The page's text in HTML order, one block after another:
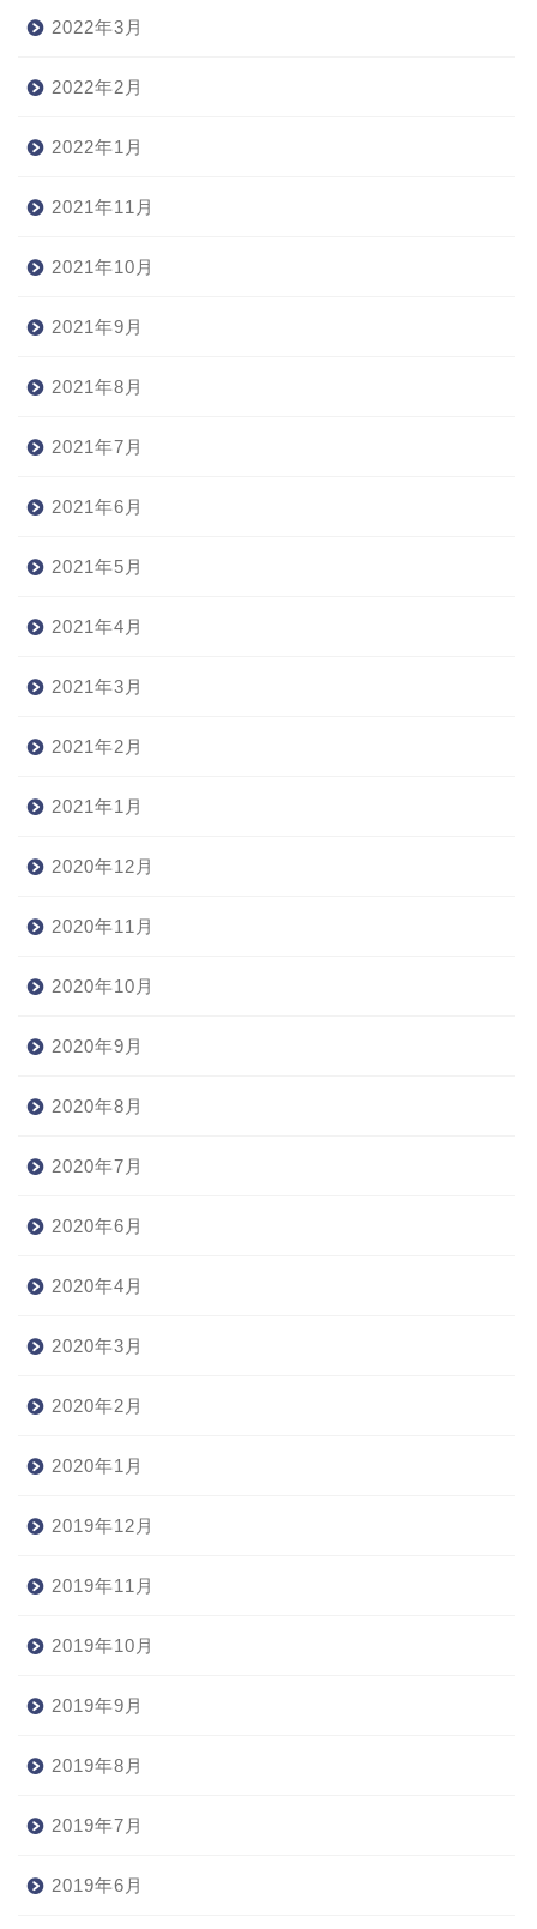
2022年3月
2022年2月
2022年1月
2021年11月
2021年10月
2021年9月
2021年8月
2021年7月
2021年6月
2021年5月
2021年4月
2021年3月
2021年2月
2021年1月
2020年12月
2020年11月
2020年10月
2020年9月
2020年8月
2020年7月
2020年6月
2020年4月
2020年3月
2020年2月
2020年1月
2019年12月
2019年11月
2019年10月
2019年9月
2019年8月
2019年7月
2019年6月